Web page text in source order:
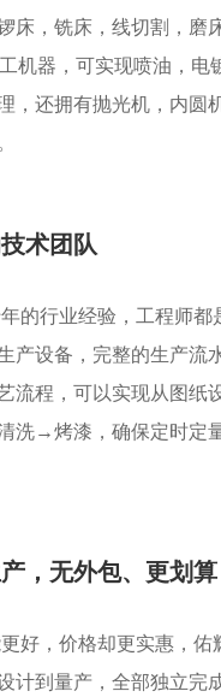
床，铣床，线切割，磨
机器，可实现喷油，电
，还拥有抛光机，内圆
术团队
的行业经验，工程师都
产设备，完整的生产流
流程，可以实现从图
→烤漆，确保定时定
，无外包、更划算
好，价格却更实惠，佑
计到量产，全部独立完